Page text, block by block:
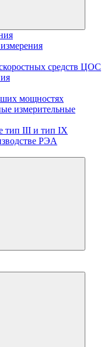
средств ЦОС
мощностях
измерительные
тип III и тип IX
РЭА